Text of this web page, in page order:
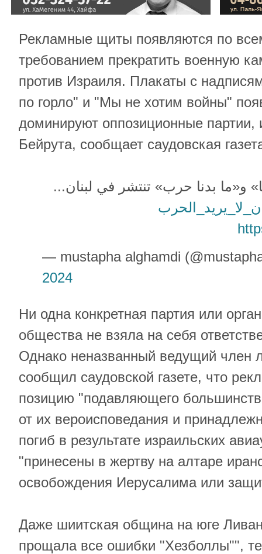
Рекламные щиты появляются по
требованием прекратить военную
против Израиля. Плакаты с
по горло" и "Мы не хотим войны"
доминируют оппозиционные партии,
Бейрута, сообщает саудовская
و«ما بدنا حرب» تنتشر في لبنان...
— mustapha alghamdi
2024
Ни одна конкретная партия или
общества не взяла на себя
Однако неназванный ведущий член
сообщил саудовской газете, что
позицию "подавляющего
от их вероисповедания и
погиб в результате израильских
"принесены в жертву на алтаре
освобождения Иерусалима или
Даже шиитская община на юге
прощала все ошибки "Хезболлы"",